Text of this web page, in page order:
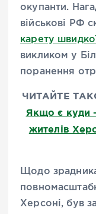
окупанти.
військові РФ
карету
викликом у
поранення
ЧИТАЙТЕ
Якщо є куди
жителів
Щодо
Херсоні, був